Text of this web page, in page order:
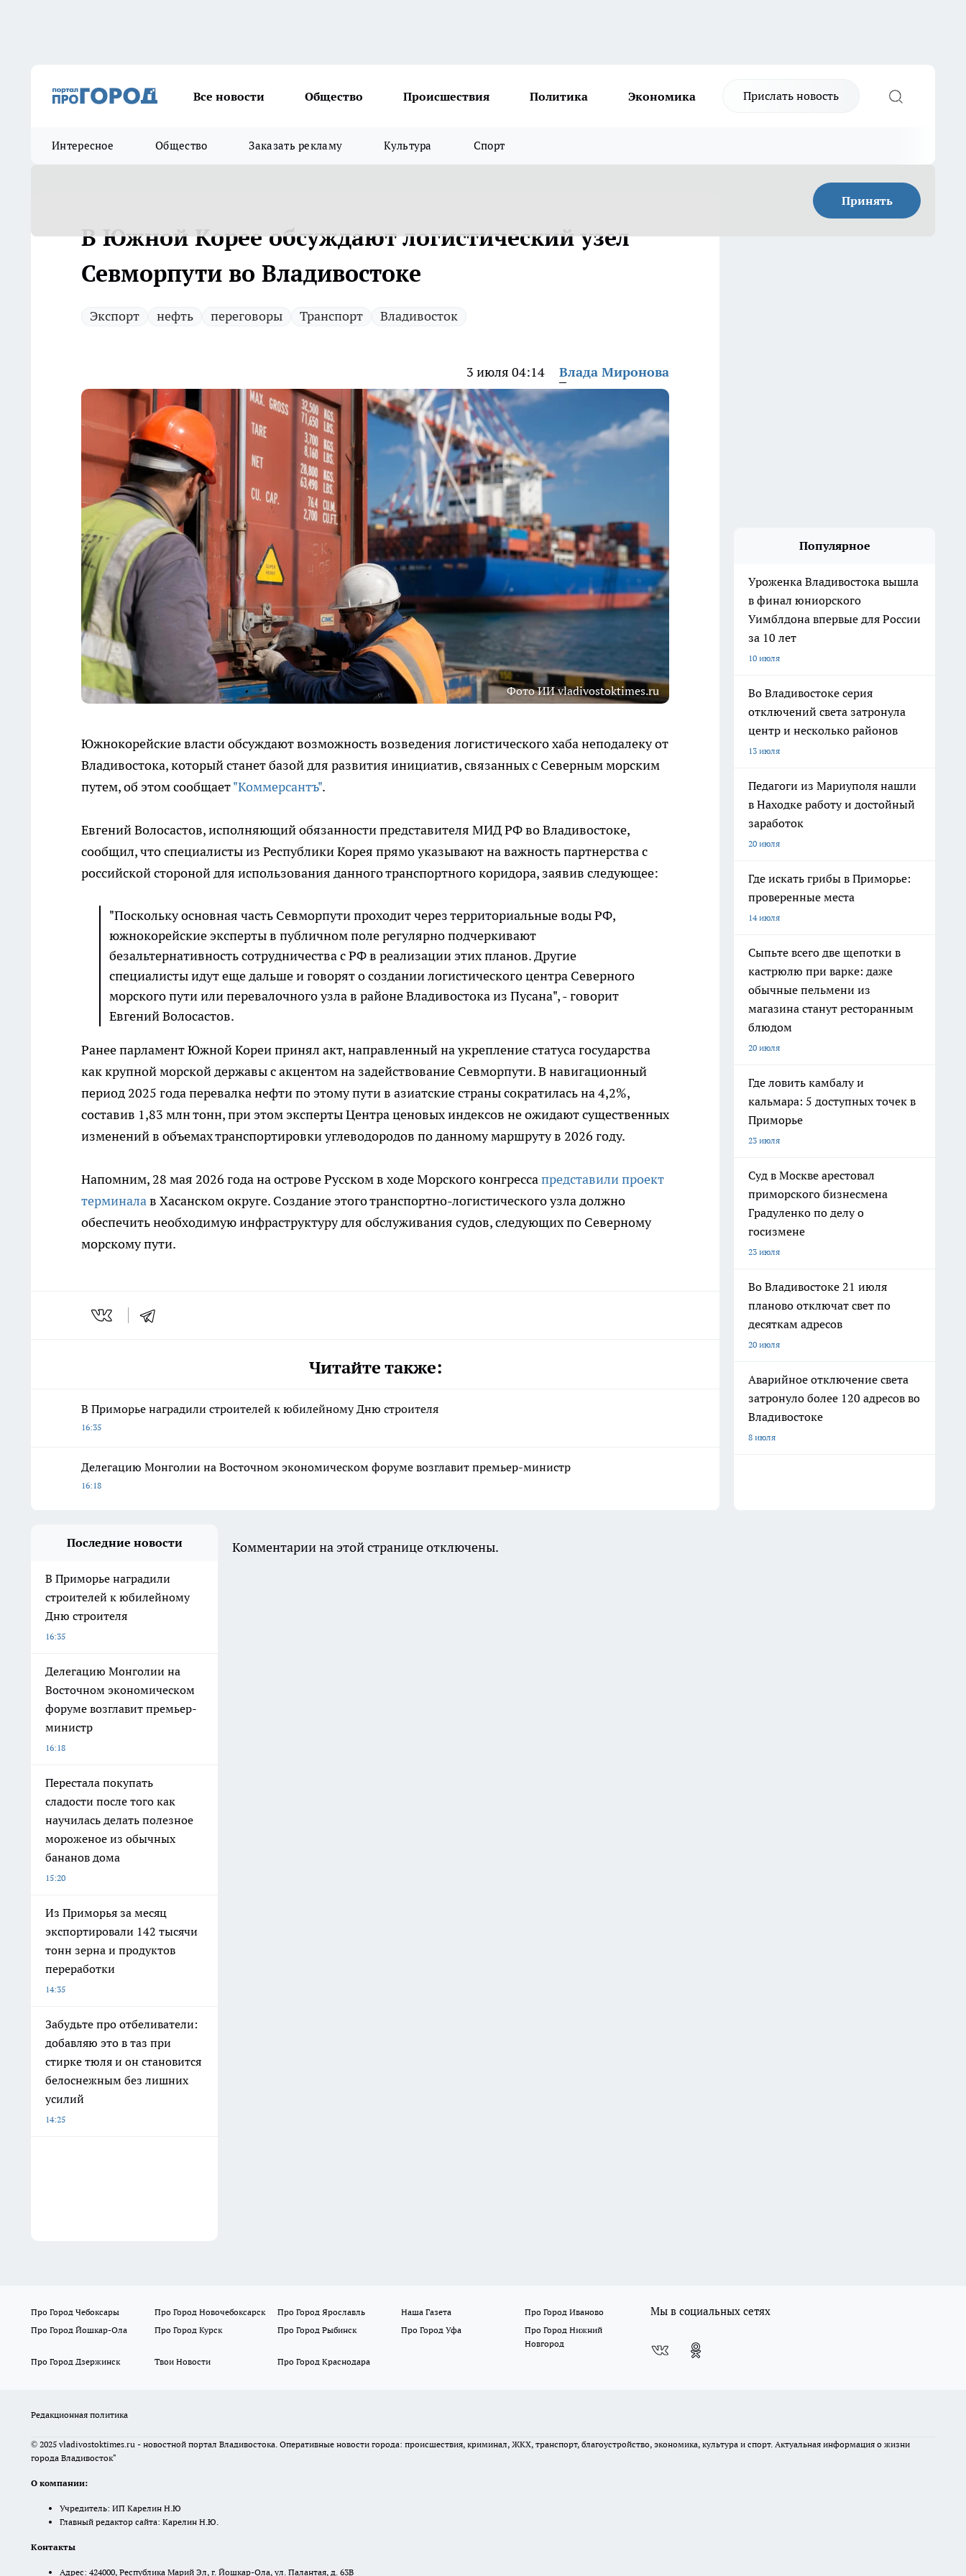
Все новости Общество Происшествия Политика Экономика Прислать новость
Интересное Общество Заказать рекламу Культура Спорт
Принять
В Южной Корее обсуждают логистический узел
Севморпути во Владивостоке
Экспорт нефть переговоры Транспорт Владивосток
3 июля 04:14 Влада Миронова
Фото ИИ vladivostoktimes.ru
Южнокорейские власти обсуждают возможность возведения логистического хаба неподалеку от
Владивостока, который станет базой для развития инициатив, связанных с Северным морским
путем, об этом сообщает"Коммерсантъ".
Евгений Волосастов, исполняющий обязанности представителя МИД РФ во Владивостоке,
сообщил, что специалисты из Республики Корея прямо указывают на важность партнерства с
российской стороной для использования данного транспортного коридора, заявив следующее:
"Поскольку основная часть Севморпути проходит через территориальные воды РФ,
южнокорейские эксперты в публичном поле регулярно подчеркивают
безальтернативность сотрудничества с РФ в реализации этих планов. Другие
специалисты идут еще дальше и говорят о создании логистического центра Северного
морского пути или перевалочного узла в районе Владивостока из Пусана", - говорит
Евгений Волосастов.
Ранее парламент Южной Кореи принял акт, направленный на укрепление статуса государства
как крупной морской державы с акцентом на задействование Севморпути. В навигационный
период 2025 года перевалка нефти по этому пути в азиатские страны сократилась на 4,2%,
составив 1,83 млн тонн, при этом эксперты Центра ценовых индексов не ожидают существенных
изменений в объемах транспортировки углеводородов по данному маршруту в 2026 году.
Напомним, 28 мая 2026 года на острове Русском в ходе Морского конгрессапредставили проект
терминалав Хасанском округе. Создание этого транспортно-логистического узла должно
обеспечить необходимую инфраструктуру для обслуживания судов, следующих по Северному
морскому пути.
Читайте также:
В Приморье наградили строителей к юбилейному Дню строителя
16:35
Делегацию Монголии на Восточном экономическом форуме возглавит премьер-министр
16:18
Популярное
Уроженка Владивостока вышла
в финал юниорского
Уимблдона впервые для России
за 10 лет
10 июля
Во Владивостоке серия
отключений света затронула
центр и несколько районов
13 июля
Педагоги из Мариуполя нашли
в Находке работу и достойный
заработок
20 июля
Где искать грибы в Приморье:
проверенные места
14 июля
Сыпьте всего две щепотки в
кастрюлю при варке: даже
обычные пельмени из
магазина станут ресторанным
блюдом
20 июля
Где ловить камбалу и
кальмара: 5 доступных точек в
Приморье
23 июля
Суд в Москве арестовал
приморского бизнесмена
Градуленко по делу о
госизмене
23 июля
Во Владивостоке 21 июля
планово отключат свет по
десяткам адресов
20 июля
Аварийное отключение света
затронуло более 120 адресов во
Владивостоке
8 июля
Последние новости
В Приморье наградили
строителей к юбилейному
Дню строителя
16:35
Делегацию Монголии на
Восточном экономическом
форуме возглавит премьер-
министр
16:18
Перестала покупать
сладости после того как
научилась делать полезное
мороженое из обычных
бананов дома
15:20
Из Приморья за месяц
экспортировали 142 тысячи
тонн зерна и продуктов
переработки
14:35
Забудьте про отбеливатели:
добавляю это в таз при
стирке тюля и он становится
белоснежным без лишних
усилий
14:25
Комментарии на этой странице отключены.
Про Город Чебоксары Про Город Новочебоксарск Про Город Ярославль Наша Газета
Про Город Иваново
Про Город Йошкар-Ола
Про Город Курск Про Город Рыбинск Про Город Уфа
Про Город Нижний
Новгород
Про Город Дзержинск
Твои Новости Про Город Краснодара
Мы в социальных сетях
Редакционная политика
© 2025 vladivostoktimes.ru - новостной портал Владивостока. Оперативные новости города: происшествия, криминал, ЖКХ, транспорт, благоустройство, экономика, культура и спорт. Актуальная информация о жизни
города Владивосток"
О компании:
Учредитель: ИП Карелин Н.Ю
Главный редактор сайта: Карелин Н.Ю.
Контакты
Адрес: 424000, Республика Марий Эл, г. Йошкар-Ола, ул. Палантая, д. 63В